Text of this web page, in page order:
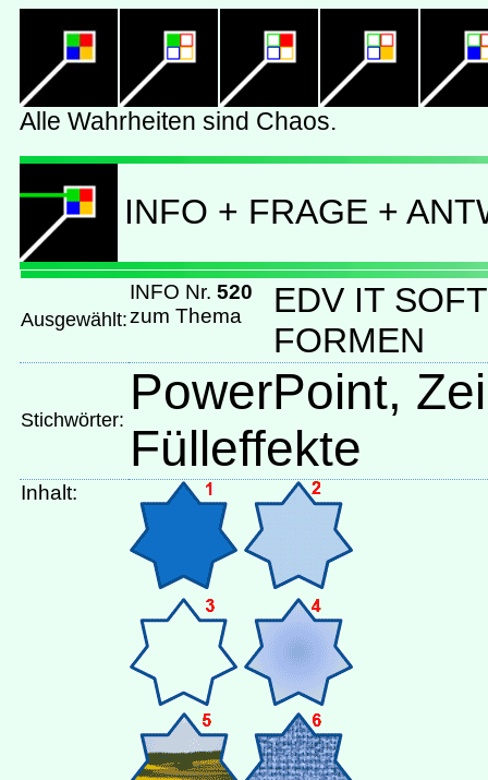
INFO + FRAGE +
Ausgewählt:
INFO Nr. 520
zum Thema
EDV IT
FORMEN
Stichwörter: PowerPoint,
Fülleffekte
Inhalt: